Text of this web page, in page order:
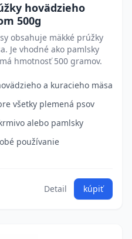
hovädzieho
500g
obsahuje mäkké prúžky
Je vhodné ako pamlsky
hmotnosť 500 gramov.
a kuracieho mäsa
všetky plemená psov
alebo pamlsky
používanie
Detail kúpiť